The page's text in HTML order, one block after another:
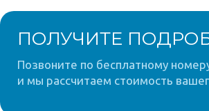
ПОЛУЧИТЕ
Позвоните по бесплатному
и мы рассчитаем стоимость